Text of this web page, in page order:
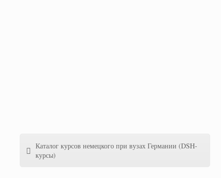
Каталог курсов немецкого при вузах Германии (DSH-
курсы)